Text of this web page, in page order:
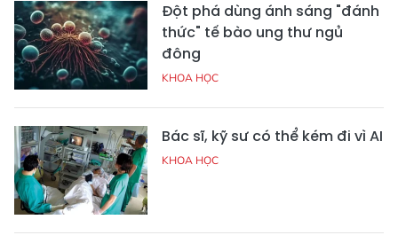
Đột phá dùng ánh sáng "đánh
thức" tế bào ung thư ngủ
đông
KHOA HỌC
Bác sĩ, kỹ sư có thể kém đi vì AI
KHOA HỌC